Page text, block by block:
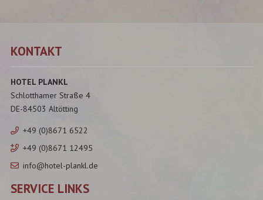
KONTAKT
HOTEL PLANKL
Schlotthamer Straße 4
DE-84503 Altötting
+49 (0)8671 6522
+49 (0)8671 12495
info@hotel-plankl.de
SERVICE LINKS